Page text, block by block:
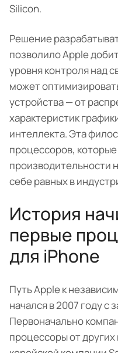
Silicon.
Решение
позволило Apple
уровня контроля над
может
устройства — от
характеристик
интеллекта. Эта
процессоров,
производительности
себе равных в
История
первые
для iPhone
Путь Apple к
начался в 2007 году с
Первоначально
процессоры от